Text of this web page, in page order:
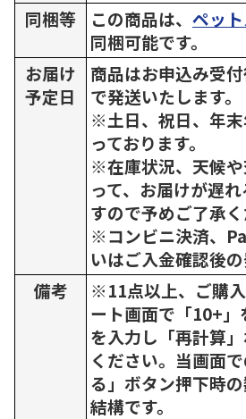
同梱等
この商品は、 ペッ
同梱可能です。
お届け
予定日
商品はお申込み受
で発送いたします。
※土日、祝日、年
っております。
※在庫状況、天候
って、お届けが遅
すので予めご了承く
※コンビニ決済、
いはご入金確認後の
備考
※11点以上、ご購
ート画面で「10+
を入力し「再計算
ください。当画面
る」ボタン押下時
結構です。